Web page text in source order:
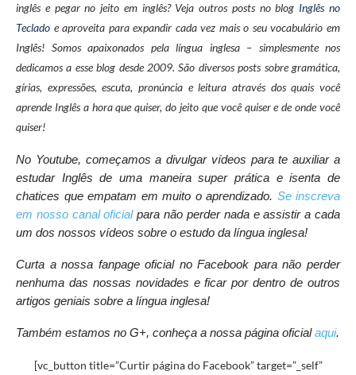
inglês e pegar no jeito em inglês? Veja outros posts no blog Inglês no
Teclado e aproveita para expandir cada vez mais o seu vocabulário em
Inglês! Somos apaixonados pela língua inglesa – simplesmente nos
dedicamos a esse blog desde 2009. São diversos posts sobre gramática,
gírias, expressões, escuta, pronúncia e leitura através dos quais você
aprende Inglês a hora que quiser, do jeito que você quiser e de onde você
quiser!
No Youtube, começamos a divulgar vídeos para te auxiliar a
estudar Inglês de uma maneira super prática e isenta de
chatices que empatam em muito o aprendizado. Se inscreva
em nosso canal oficialpara não perder nada e assistir a cada
um dos nossos vídeos sobre o estudo da língua inglesa!
Curta a nossa fanpage oficial no Facebook para não perder
nenhuma das nossas novidades e ficar por dentro de outros
artigos geniais sobre a língua inglesa!
Também estamos no G+, conheça a nossa página oficialaqui.
[vc_button title=”Curtir página do Facebook” target=”_self”